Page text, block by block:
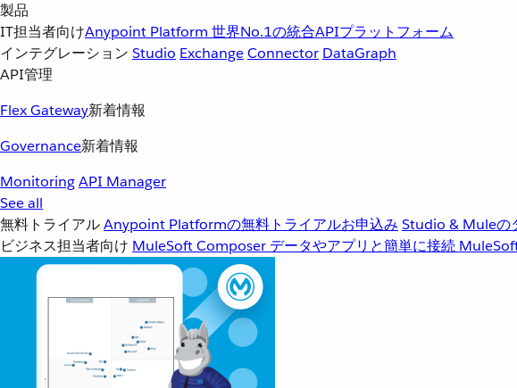
製品
IT担当者向けAnypoint Platform 世界No.1の統合APIプラットフォーム
インテグレーション Studio ExchangeConnector DataGraph
API管理
Flex Gateway新着情報
Governance新着情報
MonitoringAPI Manager
See all
無料トライアルAnypoint Platformの無料トライアルお申込み Studio & Muleの
ビジネス担当者向け MuleSoft Composer データやアプリと簡単に接続